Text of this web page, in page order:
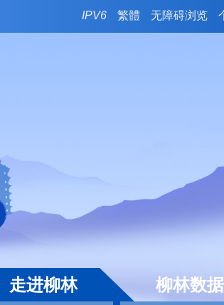
IPV6 繁體 无障碍浏览
走进柳林 柳林数据